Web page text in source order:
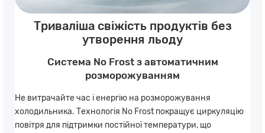
Триваліша свіжість продуктів без
утворення льоду
Система No Frost з автоматичним
розморожуванням
Не витрачайте час і енергію на розморожування
холодильника. Технологія No Frost покращує циркуляцію
повітря для підтримки постійної температури, що